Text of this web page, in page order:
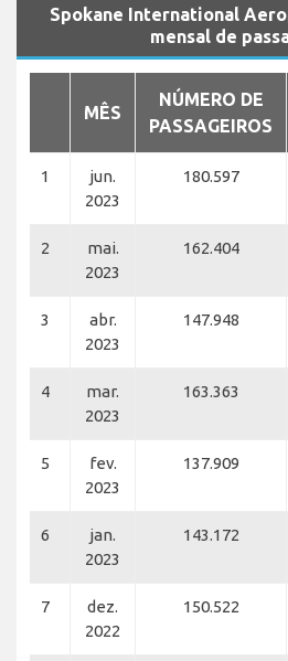
Spokane International
mensal de
MÊS
NÚMERO DE
PASSAGEIROS
1
jun.
2023
180.597
2
mai.
2023
162.404
3
abr.
2023
147.948
4
mar.
2023
163.363
5
fev.
2023
137.909
6
jan.
2023
143.172
7
dez.
2022
150.522